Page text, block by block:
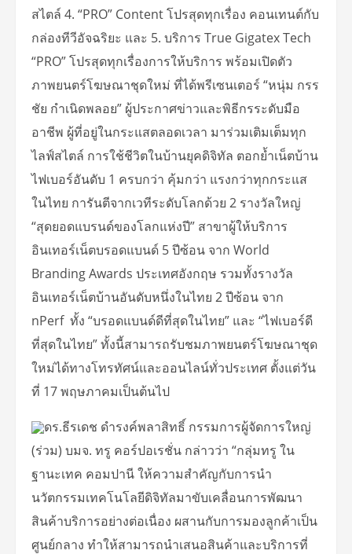
สไตล์ 4. “PRO” Content โปรสุดทุกเรื่อง คอนเทนต์กับ
กล่องทีวีอัจฉริยะ และ 5. บริการ True Gigatex Tech
“PRO” โปรสุดทุกเรื่องการให้บริการ พร้อมเปิดตัว
ภาพยนตร์โฆษณาชุดใหม่ ที่ได้พรีเซนเตอร์ “หนุ่ม กรร
ชัย กำเนิดพลอย” ผู้ประกาศข่าวและพิธีกรระดับมือ
อาชีพ ผู้ที่อยู่ในกระแสตลอดเวลา มาร่วมเติมเต็มทุก
ไลฟ์สไตล์ การใช้ชีวิตในบ้านยุคดิจิทัล ตอกย้ำเน็ตบ้าน
ไฟเบอร์อันดับ 1 ครบกว่า คุ้มกว่า แรงกว่าทุกกระแส
ในไทย การันตีจากเวทีระดับโลกด้วย 2 รางวัลใหญ่
“สุดยอดแบรนด์ของโลกแห่งปี” สาขาผู้ให้บริการ
อินเทอร์เน็ตบรอดแบนด์ 5 ปีซ้อน จาก World
Branding Awards ประเทศอังกฤษ รวมทั้งรางวัล
อินเทอร์เน็ตบ้านอันดับหนึ่งในไทย 2 ปีซ้อน จาก
nPerf ทั้ง “บรอดแบนด์ดีที่สุดในไทย” และ “ไฟเบอร์ดี
ที่สุดในไทย” ทั้งนี้สามารถรับชมภาพยนตร์โฆษณาชุด
ใหม่ได้ทางโทรทัศน์และออนไลน์ทั่วประเทศ ตั้งแต่วัน
ที่ 17 พฤษภาคมเป็นต้นไป
ดร.ธีรเดช ดำรงค์พลาสิทธิ์ กรรมการผู้จัดการใหญ่
(ร่วม) บมจ. ทรู คอร์ปอเรชั่น กล่าวว่า “กลุ่มทรู ใน
ฐานะเทค คอมปานี ให้ความสำคัญกับการนำ
นวัตกรรมเทคโนโลยีดิจิทัลมาขับเคลื่อนการพัฒนา
สินค้าบริการอย่างต่อเนื่อง ผสานกับการมองลูกค้าเป็น
ศูนย์กลาง ทำให้สามารถนำเสนอสินค้าและบริการที่